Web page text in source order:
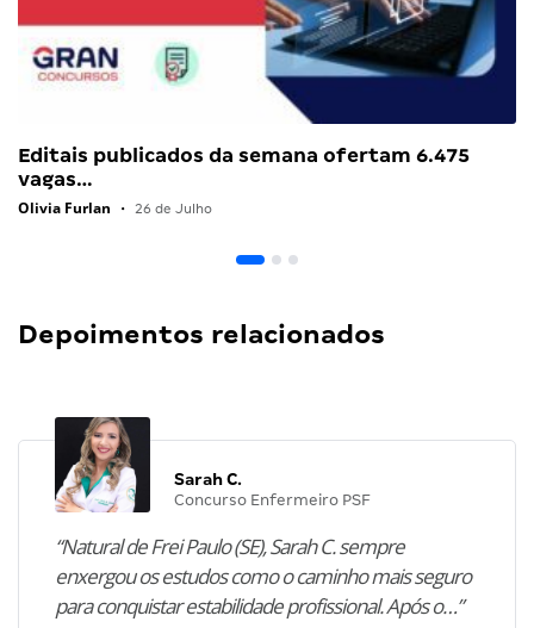
Editais publicados da semana ofertam 6.475
vagas…
Olivia Furlan • 26 de Julho
Depoimentos relacionados
Sarah C.
Concurso Enfermeiro PSF
“Natural de Frei Paulo (SE), Sarah C. sempre
enxergou os estudos como o caminho mais seguro
para conquistar estabilidade profissional. Após o…”